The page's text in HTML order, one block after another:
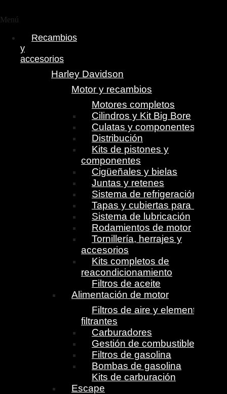
Menú
Recambios
y
accesorios
Harley Davidson
Motor y recambios
Motores completos
Cilindros y Kit Big Bore
Culatas y componentes
Distribución
Kits de pistones y
componentes
Cigüeñales y bielas
Juntas y retenes
Sistema de refrigeración
Tapas y cubiertas para motor
Sistema de lubricación
Rodamientos de motor
Tornillería, herrajes y
accesorios
Kits completos de
reacondicionamiento
Filtros de aceite
Alimentación de motor
Filtros de aire y elementos
filtrantes
Carburadores
Gestión de combustible
Filtros de gasolina
Bombas de gasolina
Kits de carburación
Escape